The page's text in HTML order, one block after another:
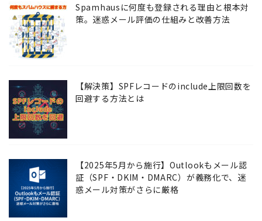
Spamhausに何度も登録される理由と根本対
策。迷惑メール評価の仕組みと改善方法
【解決策】SPFレコードのinclude上限回数を
回避する方法とは
【2025年5月から施行】Outlookもメール認
証（SPF・DKIM・DMARC）が義務化で、迷
惑メール対策がさらに厳格